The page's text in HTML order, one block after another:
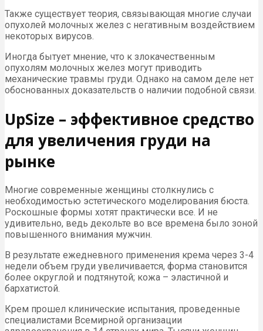
Также существует теория, связывающая многие случаи
опухолей молочных желез с негативным воздействием
некоторых вирусов.
Иногда бытует мнение, что к злокачественным
опухолям молочных желез могут приводить
механические травмы груди. Однако на самом деле нет
обоснованных доказательств о наличии подобной связи.
UpSize – эффективное средство
для увеличения груди на
рынке
Многие современные женщины столкнулись с
необходимостью эстетического моделирования бюста.
Роскошные формы хотят практически все. И не
удивительно, ведь декольте во все времена было зоной
повышенного внимания мужчин.
В результате ежедневного применения крема через 3-4
недели объем груди увеличивается, форма становится
более округлой и подтянутой; кожа – эластичной и
бархатистой.
Крем прошел клинические испытания, проведенные
специалистами Всемирной организации